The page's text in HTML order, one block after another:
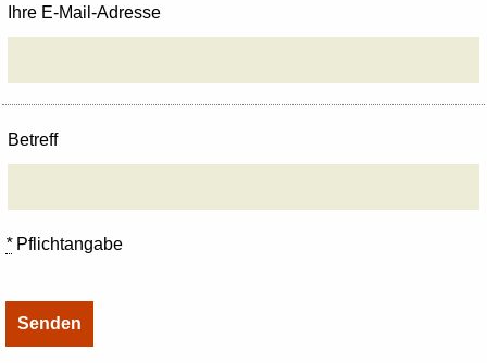
Ihre E-Mail-Adresse
Betreff
*Pflichtangabe